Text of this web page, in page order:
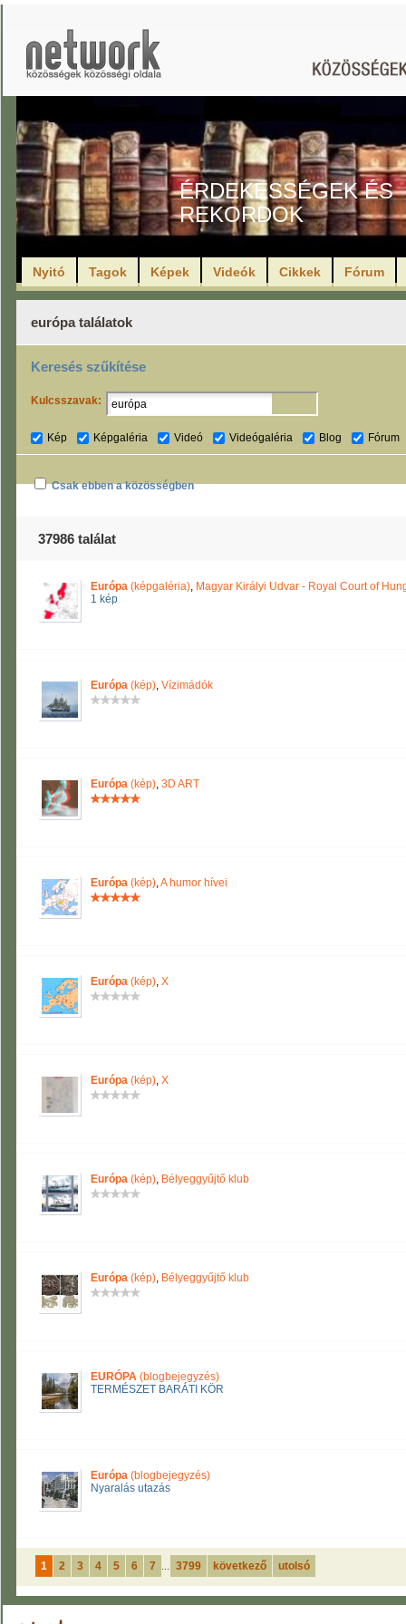
ÉRDEKESSÉGEK ÉS
REKORDOK
Nyitó Tagok Képek Videók Cikkek Fórum
európa találatok
Keresés szűkítése
Kulcsszavak:
Kép Képgaléria Videó Videógaléria Blog Fórum
Csak ebben a közösségben
37986 találat
Európa (képgaléria), Magyar Királyi Udvar - Royal Court of
1 kép
Európa (kép), Vízimádók
Európa (kép), 3D ART
Európa (kép),A humor hívei
Európa (kép), X
Európa (kép), X
Európa (kép), Bélyeggyűjtő klub
Európa (kép), Bélyeggyűjtő klub
EURÓPA (blogbejegyzés)
TERMÉSZET BARÁTI KÖR
Európa (blogbejegyzés)
Nyaralás utazás
1 2 3 4 5 6 7 ... 3799 következő utolsó